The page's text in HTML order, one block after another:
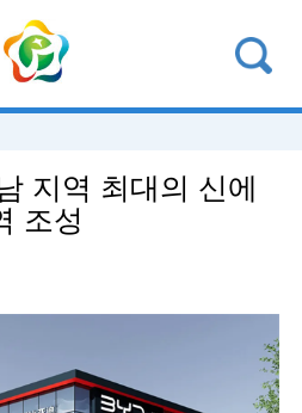
지역 최대의 신에
조성